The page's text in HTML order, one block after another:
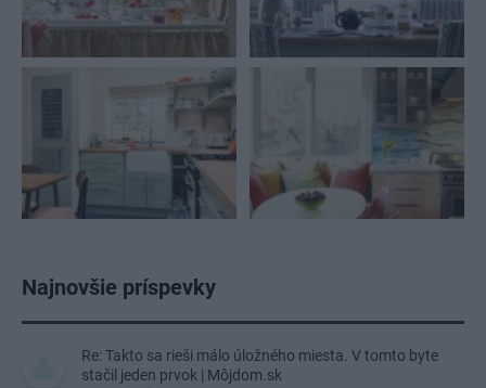
Najnovšie príspevky
Re: Takto sa rieši málo úložného miesta. V tomto byte
stačil jeden prvok | Môjdom.sk